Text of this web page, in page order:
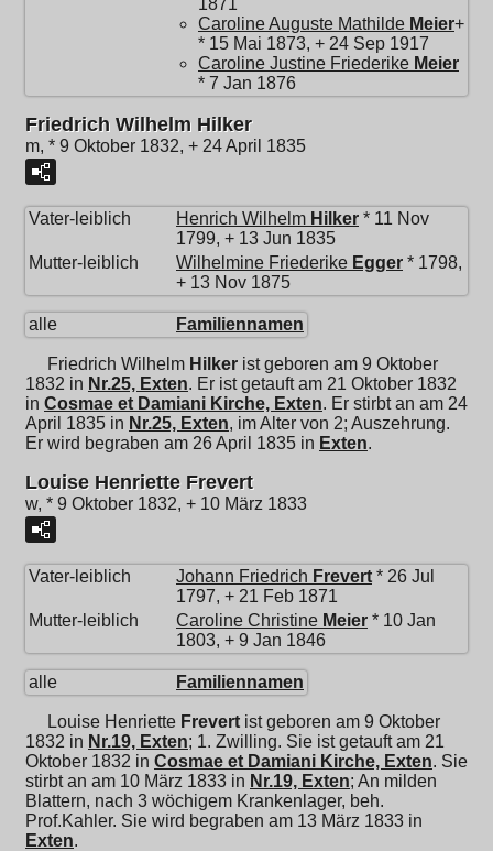
1871
Caroline Auguste Mathilde Meier+
* 15 Mai 1873, + 24 Sep 1917
Caroline Justine Friederike Meier
* 7 Jan 1876
Friedrich Wilhelm Hilker
m, * 9 Oktober 1832, + 24 April 1835
Vater-leiblich Henrich Wilhelm Hilker * 11 Nov
1799, + 13 Jun 1835
Mutter-leiblich
Wilhelmine Friederike Egger * 1798,
+ 13 Nov 1875
alle Familiennamen
Friedrich Wilhelm Hilker ist geboren am 9 Oktober
1832 in Nr.25, Exten. Er ist getauft am 21 Oktober 1832
in Cosmae et Damiani Kirche, Exten. Er stirbt an am 24
April 1835 in Nr.25, Exten, im Alter von 2; Auszehrung.
Er wird begraben am 26 April 1835 in Exten.
Louise Henriette Frevert
w, * 9 Oktober 1832, + 10 März 1833
Vater-leiblich Johann Friedrich Frevert * 26 Jul
1797, + 21 Feb 1871
Mutter-leiblich
Caroline Christine Meier * 10 Jan
1803, + 9 Jan 1846
alle Familiennamen
Louise Henriette Frevert ist geboren am 9 Oktober
1832 in Nr.19, Exten; 1. Zwilling. Sie ist getauft am 21
Oktober 1832 in Cosmae et Damiani Kirche, Exten. Sie
stirbt an am 10 März 1833 in Nr.19, Exten; An milden
Blattern, nach 3 wöchigem Krankenlager, beh.
Prof.Kahler. Sie wird begraben am 13 März 1833 in
Exten.